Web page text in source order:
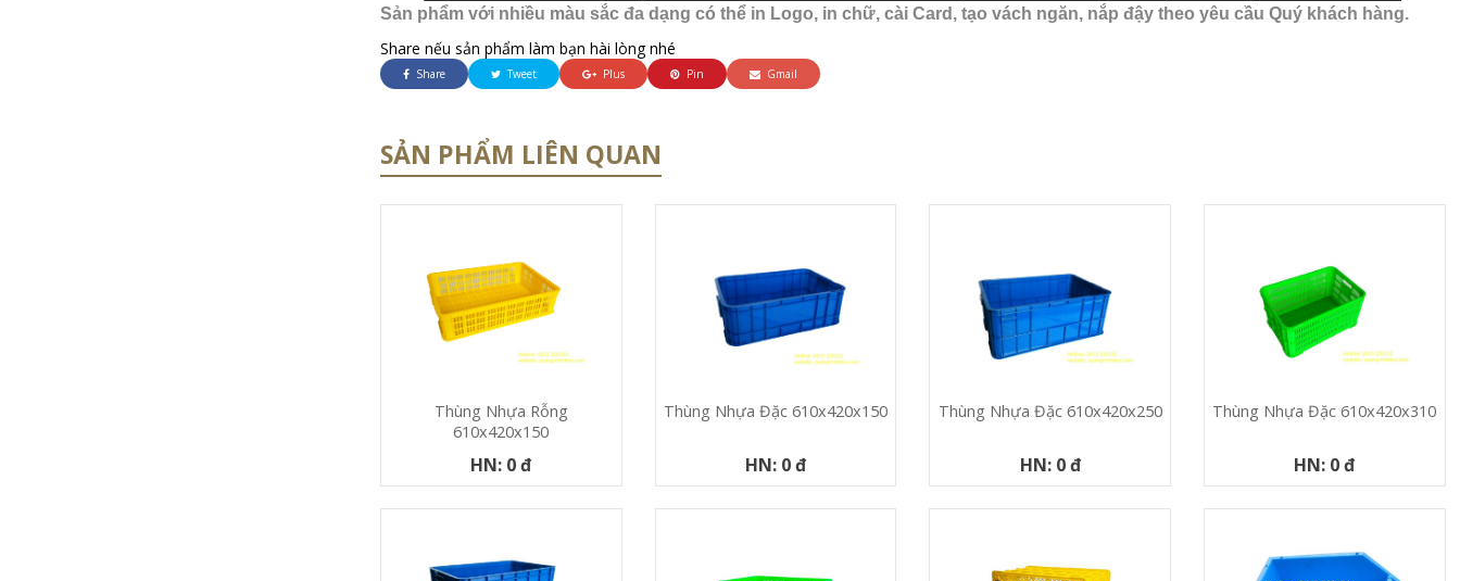
Sản phẩm với nhiều màu sắc đa dạng có thể in Logo, in chữ, cài Card, tạo vách ngăn, nắp đậy theo yêu cầu Quý khách hàng.
Share nếu sản phẩm làm bạn hài lòng nhé
Share Tweet Plus Pin Gmail
SẢN PHẨM LIÊN QUAN
Thùng Nhựa Rỗng
610x420x150
HN: 0 đ
Thùng Nhựa Đặc 610x420x150
HN: 0 đ
Thùng Nhựa Đặc 610x420x250
HN: 0 đ
Thùng Nhựa Đặc 610x420x310
HN: 0 đ